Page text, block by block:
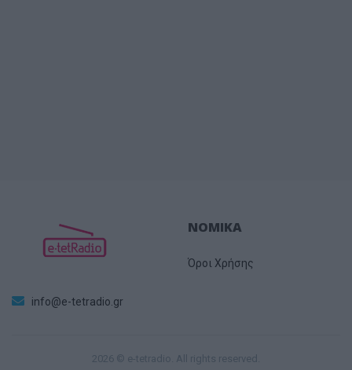
info@e-tetradio.gr
ΝΟΜΙΚΑ
Όροι Χρήσης
2026 © e-tetradio. All rights reserved.